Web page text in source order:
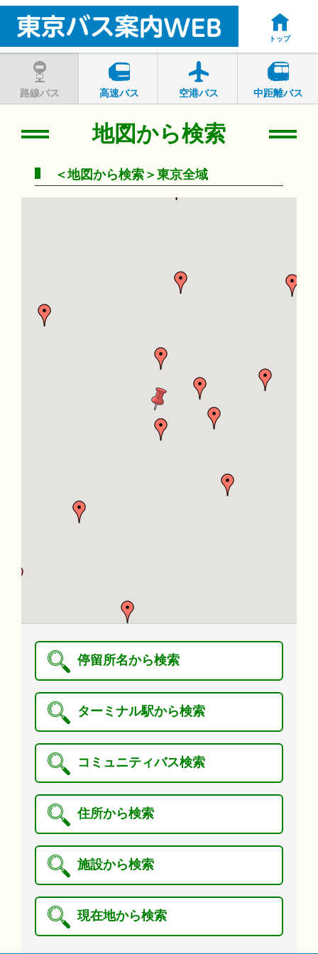
トップ
路線バス 高速バス 空港バス 中距離バス
地図から検索
＜地図から検索＞東京全域
停留所名から検索
ターミナル駅から検索
コミュニティバス検索
住所から検索
施設から検索
現在地から検索